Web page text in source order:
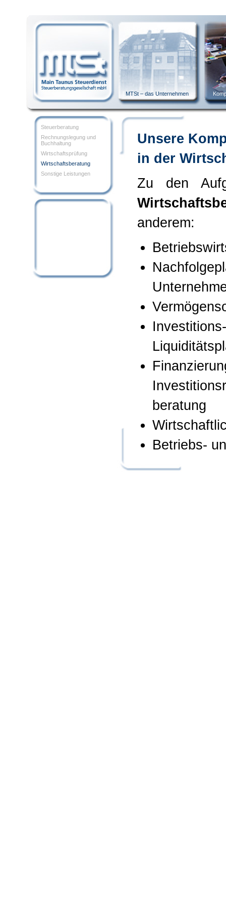
MTSt – das Unternehmen
Steuerberatung
Rechnungslegung und
Buchhaltung
Wirtschaftsprüfung
Wirtschaftsberatung
Sonstige Leistungen
Unsere
in der
Zu den
anderem:
beratung
Betriebs-